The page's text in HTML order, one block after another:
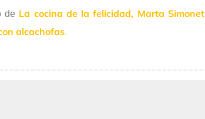
de La cocina de la felicidad, Marta Simonet
alcachofas.